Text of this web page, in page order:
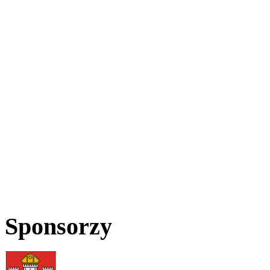
Sponsorzy